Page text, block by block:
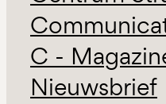
C -
Nieuwsbrief